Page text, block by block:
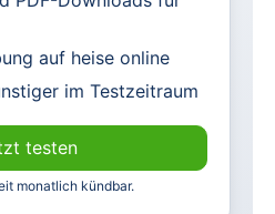
Magazin-
auf heise online
im Testzeitraum
testen
monatlich kündbar.